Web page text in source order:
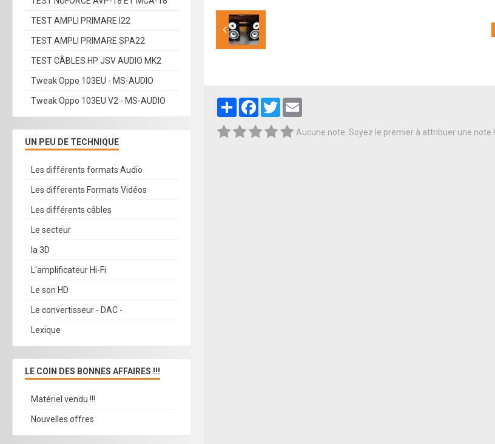
PartagerFacebook
Twitter
Aucune note. Soyez le premier à attribuer une note !
TEST AMPLI PRIMARE I22
TEST AMPLI PRIMARE SPA22
TEST CÂBLES HP JSV AUDIO MK2
Tweak Oppo 103EU - MS-AUDIO
Tweak Oppo 103EU V2 - MS-AUDIO
UN PEU DE TECHNIQUE
Les différents formats Audio
Les differents Formats Vidéos
Les différents câbles
Le secteur
la 3D
L'amplificateur Hi-Fi
Le son HD
Le convertisseur - DAC -
Lexique
LE COIN DES BONNES AFFAIRES !!!
Matériel vendu !!!
Nouvelles offres